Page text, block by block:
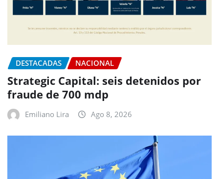
DESTACADAS NACIONAL
Strategic Capital: seis detenidos por
fraude de 700 mdp
Emiliano Lira Ago 8, 2026